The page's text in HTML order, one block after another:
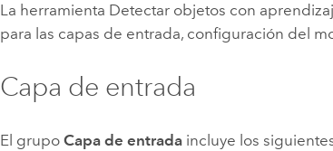
La herramienta Detectar objetos con
para las capas de entrada, configuración del
Capa de entrada
El grupoCapa de entrada incluye los